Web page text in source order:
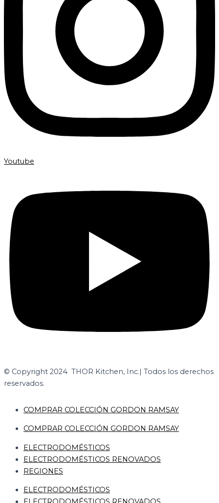
Youtube
© Copyright 2024 THOR Kitchen, Inc. | Todos los derechos
reservados.
COMPRAR COLECCIÓN GORDON RAMSAY
COMPRAR COLECCIÓN GORDON RAMSAY
ELECTRODOMÉSTICOS
ELECTRODOMÉSTICOS RENOVADOS
REGIONES
ELECTRODOMÉSTICOS